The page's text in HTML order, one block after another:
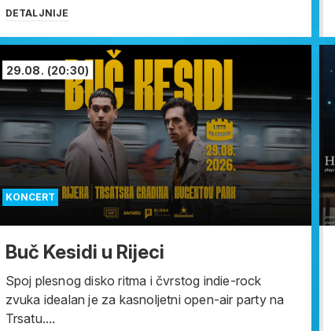
DETALJNIJE
KONCERT
29.08. (20:30)
Buč Kesidi u Rijeci
Spoj plesnog disko ritma i čvrstog indie-rock
zvuka idealan je za kasnoljetni open-air party na
Trsatu....